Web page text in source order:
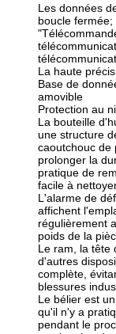
Les données
boucle fermée;
La haute
Base de
amovible
Protection au
La bouteille
une structure
caoutchouc de
prolonger la
pratique de
facile à
L'alarme de
affichent
régulièrement
poids de la
Le ram, la tête
d'autres
complète,
blessures
Le bélier est
qu'il n'y a
pendant le